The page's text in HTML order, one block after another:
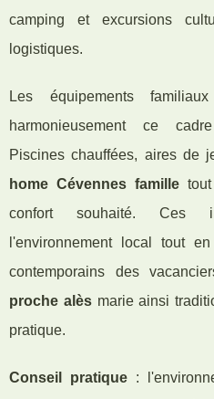
camping et excursions
logistiques.
Les équipements
harmonieusement ce
Piscines chauffées, aires de
home Cévennes familletout
confort souhaité. Ces
l'environnement local tout
contemporains des
proche alèsmarie ainsi
pratique.
Conseil pratique :